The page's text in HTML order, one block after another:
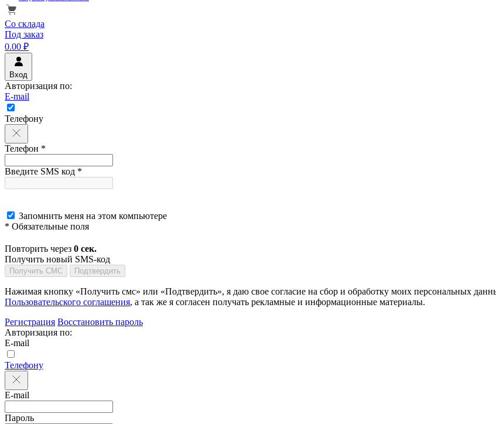
Со склада
Под заказ
0.00 ₽
Вход
Авторизация по:
E-mail
Телефону
Телефон *
Введите SMS код *
Запомнить меня на этом компьютере
* Обязательные поля
Повторить через 0 сек.
Получить новый SMS-код
Получить СМС Подтвердить
Нажимая кнопку «Получить смс» или «Подтвердить», я даю свое согласие на сбор и обработку моих персональных
Пользовательского соглашения, а так же я согласен получать рекламные и информационные материалы.
Регистрация Восстановить пароль
Авторизация по:
E-mail
Телефону
E-mail
Пароль